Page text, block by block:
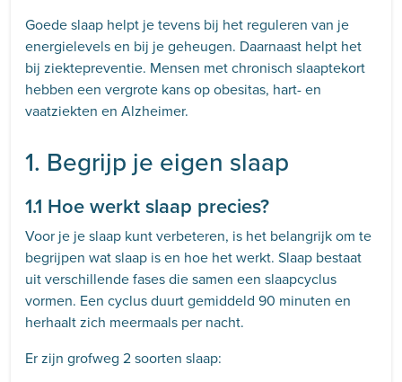
Goede slaap helpt je tevens bij het reguleren van je
energielevels en bij je geheugen. Daarnaast helpt het
bij ziektepreventie. Mensen met chronisch slaaptekort
hebben een vergrote kans op obesitas, hart- en
vaatziekten en Alzheimer.
1. Begrijp je eigen slaap
1.1 Hoe werkt slaap precies?
Voor je je slaap kunt verbeteren, is het belangrijk om te
begrijpen wat slaap is en hoe het werkt. Slaap bestaat
uit verschillende fases die samen een slaapcyclus
vormen. Een cyclus duurt gemiddeld 90 minuten en
herhaalt zich meermaals per nacht.
Er zijn grofweg 2 soorten slaap: